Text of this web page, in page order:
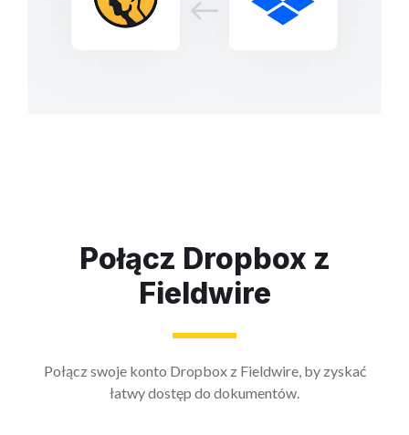
Połącz Dropbox z
Fieldwire
Połącz swoje konto Dropbox z Fieldwire, by zyskać
łatwy dostęp do dokumentów.